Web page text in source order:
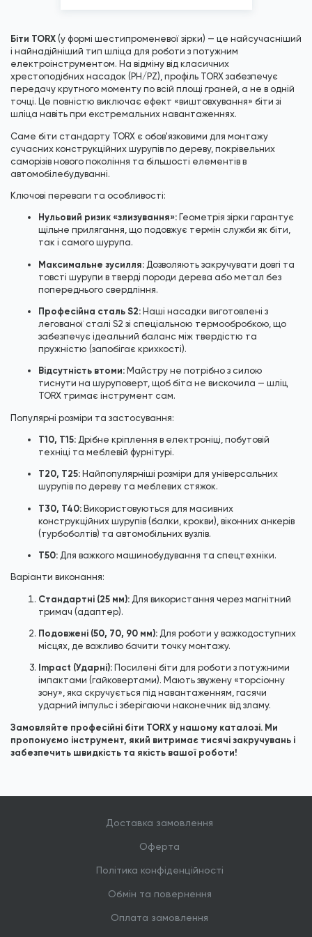
*
Зображені фото є...
Біти TORX (у формі шестипроменевої зірки) — це найсучасніший
і найнадійніший тип шліца для роботи з потужним
електроінструментом. На відміну від класичних
хрестоподібних насадок (PH/PZ), профіль TORX забезпечує
передачу крутного моменту по всій площі граней, а не в одній
точці. Це повністю виключає ефект «виштовхування» біти зі
шліца навіть при екстремальних навантаженнях.
Саме біти стандарту TORX є обов'язковими для монтажу
сучасних конструкційних шурупів по дереву, покрівельних
саморізів нового покоління та більшості елементів в
автомобілебудуванні.
Ключові переваги та особливості:
Нульовий ризик «злизування»: Геометрія зірки гарантує
щільне прилягання, що подовжує термін служби як біти,
так і самого шурупа.
Максимальне зусилля: Дозволяють закручувати довгі та
товсті шурупи в тверді породи дерева або метал без
попереднього свердління.
Професійна сталь S2: Наші насадки виготовлені з
легованої сталі S2 зі спеціальною термообробкою, що
забезпечує ідеальний баланс між твердістю та
пружністю (запобігає крихкості).
Відсутність втоми: Майстру не потрібно з силою
тиснути на шуруповерт, щоб біта не вискочила — шліц
TORX тримає інструмент сам.
Популярні розміри та застосування:
T10, T15: Дрібне кріплення в електроніці, побутовій
техніці та меблевій фурнітурі.
T20, T25: Найпопулярніші розміри для універсальних
шурупів по дереву та меблевих стяжок.
T30, T40: Використовуються для масивних
конструкційних шурупів (балки, крокви), віконних анкерів
(турбоболтів) та автомобільних вузлів.
T50: Для важкого машинобудування та спецтехніки.
Варіанти виконання:
Стандартні (25 мм): Для використання через магнітний
тримач (адаптер).
Подовжені (50, 70, 90 мм): Для роботи у важкодоступних
місцях, де важливо бачити точку монтажу.
Impact (Ударні): Посилені біти для роботи з потужними
імпактами (гайковертами). Мають звужену «торсіонну
зону», яка скручується під навантаженням, гасячи
ударний імпульс і зберігаючи наконечник від зламу.
Замовляйте професійні біти TORX у нашому каталозі. Ми
пропонуємо інструмент, який витримає тисячі закручувань і
забезпечить швидкість та якість вашої роботи!
Доставка замовлення
Оферта
Політика конфіденційності
Обмін та повернення
Оплата замовлення